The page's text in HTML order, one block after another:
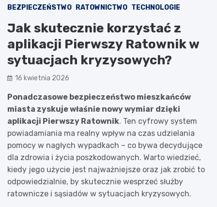
BEZPIECZEŃSTWO RATOWNICTWO TECHNOLOGIE
Jak skutecznie korzystać z
aplikacji Pierwszy Ratownik w
sytuacjach kryzysowych?
16 kwietnia 2026
Ponadczasowe bezpieczeństwo mieszkańców
miasta zyskuje właśnie nowy wymiar dzięki
aplikacji Pierwszy Ratownik. Ten cyfrowy system
powiadamiania ma realny wpływ na czas udzielania
pomocy w nagłych wypadkach – co bywa decydujące
dla zdrowia i życia poszkodowanych. Warto wiedzieć,
kiedy jego użycie jest najważniejsze oraz jak zrobić to
odpowiedzialnie, by skutecznie wesprzeć służby
ratownicze i sąsiadów w sytuacjach kryzysowych.